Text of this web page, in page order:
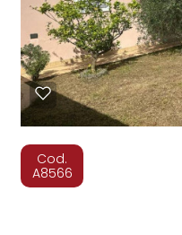
Cod.
A8566